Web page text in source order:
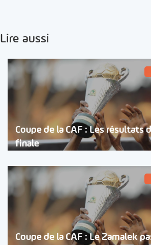
Lire aussi
Coupe de la CAF : Les résultats
finale
Coupe de la CAF : Le Zamalek